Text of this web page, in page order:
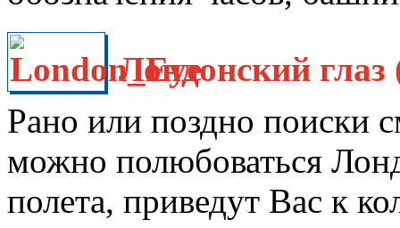
Лондонский
Рано или поздно поиски
можно полюбоваться
полета, приведут Вас к